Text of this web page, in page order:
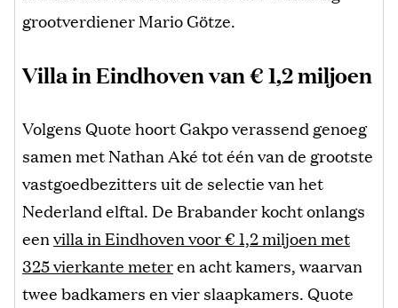
grootverdiener Mario Götze.
Villa in Eindhoven van € 1,2 miljoen
Volgens Quote hoort Gakpo verassend genoeg
samen met Nathan Aké tot één van de grootste
vastgoedbezitters uit de selectie van het
Nederland elftal. De Brabander kocht onlangs
eenvilla in Eindhoven voor € 1,2 miljoen met
325 vierkante meteren acht kamers, waarvan
twee badkamers en vier slaapkamers. Quote